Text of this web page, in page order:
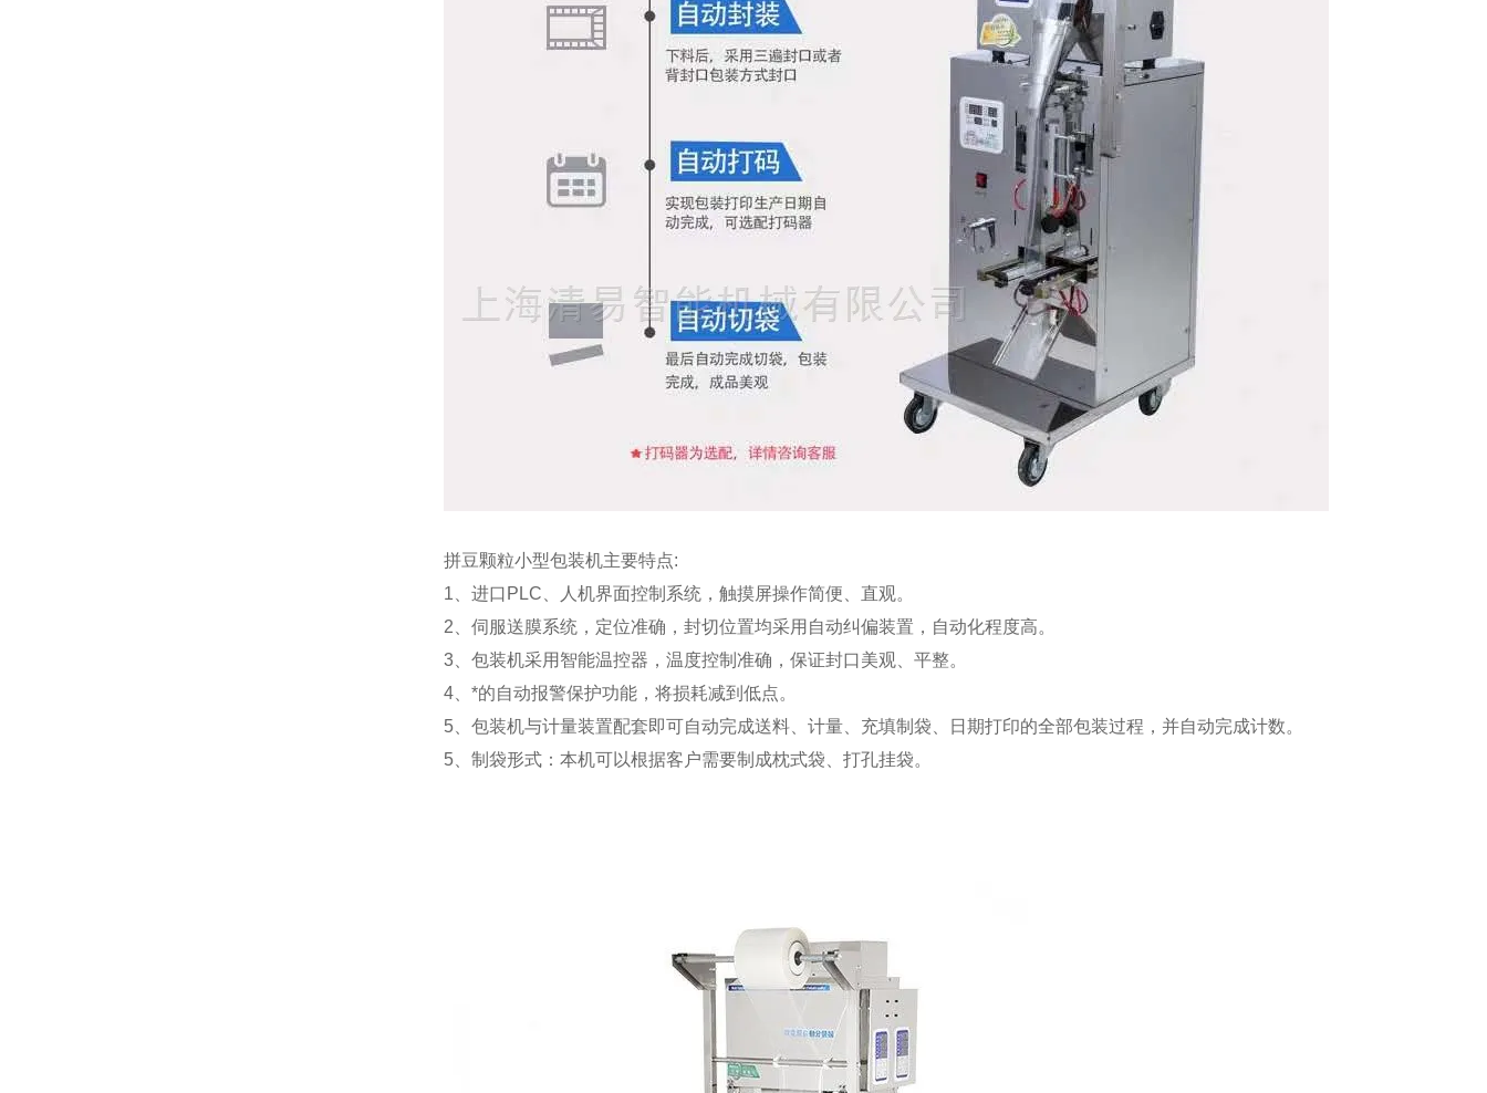
拼豆颗粒小型包装机主要特点:
1、进口PLC、人机界面控制系统，触摸屏操作简便、直观。
2、伺服送膜系统，定位准确，封切位置均采用自动纠偏装置，自动化程度高。
3、包装机采用智能温控器，温度控制准确，保证封口美观、平整。
4、*的自动报警保护功能，将损耗减到低点。
5、包装机与计量装置配套即可自动完成送料、计量、充填制袋、日期打印的全部包装过程，并自动完成计数。
5、制袋形式：本机可以根据客户需要制成枕式袋、打孔挂袋。